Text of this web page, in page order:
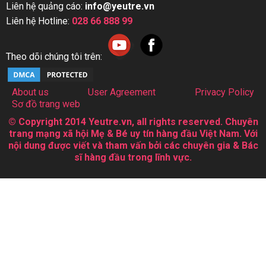
Liên hệ quảng cáo: info@yeutre.vn
Liên hệ Hotline: 028 66 888 99
Theo dõi chúng tôi trên:
About us User Agreement
Privacy Policy
Sơ đồ trang web
© Copyright 2014 Yeutre.vn, all rights reserved. Chuyên
trang mạng xã hội Mẹ & Bé uy tín hàng đầu Việt Nam. Với
nội dung được viết và tham vấn bởi các chuyên gia & Bác
sĩ hàng đầu trong lĩnh vực.